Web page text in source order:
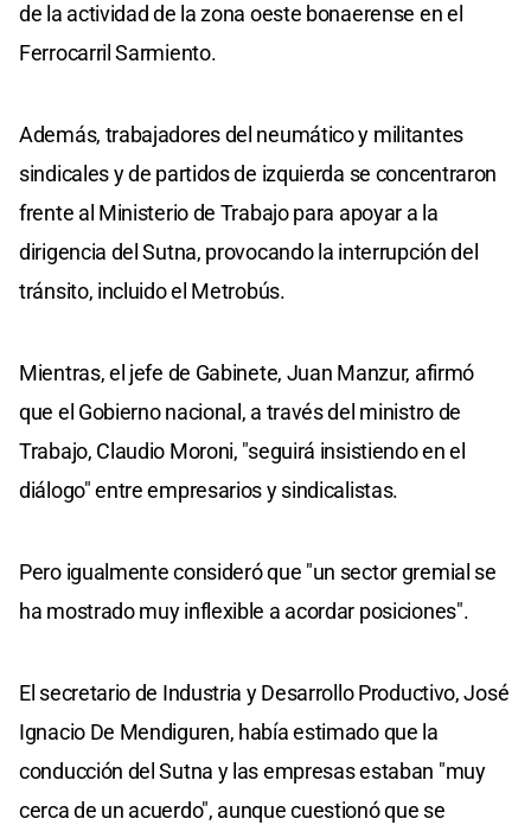
de la actividad de la zona oeste bonaerense en el
Ferrocarril Sarmiento.
Además, trabajadores del neumático y militantes
sindicales y de partidos de izquierda se concentraron
frente al Ministerio de Trabajo para apoyar a la
dirigencia del Sutna, provocando la interrupción del
tránsito, incluido el Metrobús.
Mientras, el jefe de Gabinete, Juan Manzur, afirmó
que el Gobierno nacional, a través del ministro de
Trabajo, Claudio Moroni, "seguirá insistiendo en el
diálogo" entre empresarios y sindicalistas.
Pero igualmente consideró que "un sector gremial se
ha mostrado muy inflexible a acordar posiciones".
El secretario de Industria y Desarrollo Productivo, José
Ignacio De Mendiguren, había estimado que la
conducción del Sutna y las empresas estaban "muy
cerca de un acuerdo", aunque cuestionó que se